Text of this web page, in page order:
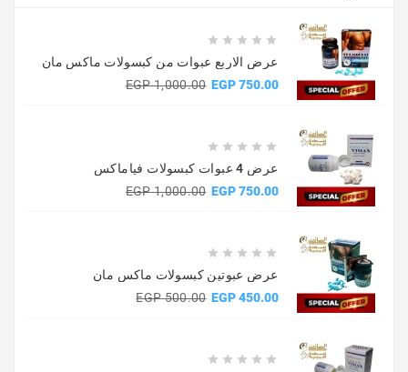





عرض الاربع عبوات من كبسولات ماكس مان
750.00 EGP
1,000.00 EGP





عرض 4 عبوات كبسولات فياماكس
750.00 EGP
1,000.00 EGP





عرض عبوتين كبسولات ماكس مان
450.00 EGP
500.00 EGP




